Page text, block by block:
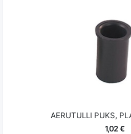
AERUTULLI PUKS,
1,02 €